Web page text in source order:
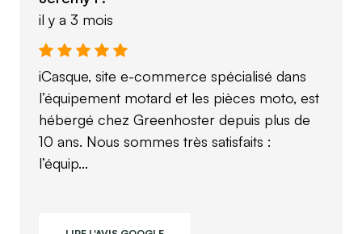
il y a 3 mois
iCasque, site e-commerce spécialisé dans
l’équipement motard et les pièces moto, est
hébergé chez Greenhoster depuis plus de
10 ans. Nous sommes très satisfaits :
l’équip...